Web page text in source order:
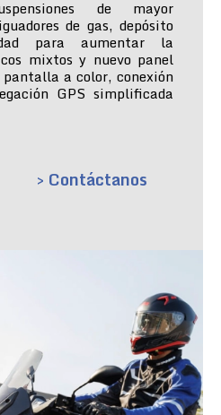
de mayor
de gas, depósito
para aumentar la
mixtos y nuevo panel
a color, conexión
GPS simplificada
> Contáctanos